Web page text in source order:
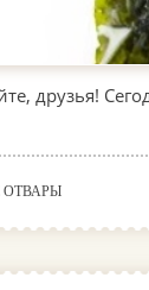
друзья!
ОТВАРЫ